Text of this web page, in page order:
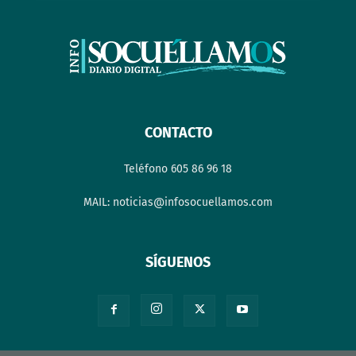
CONTACTO
Teléfono 605 86 96 18
MAIL: noticias@infosocuellamos.com
SÍGUENOS